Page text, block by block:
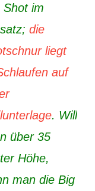
Shot im
die
liegt
auf
. Will
über 35
Höhe,
man die Big